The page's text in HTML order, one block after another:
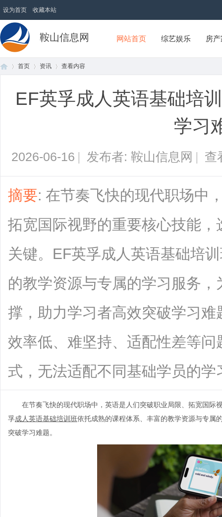
设为首页 收藏本站
鞍山信息网 网站首页 综艺娱乐 房
首页 资讯
›
查看内容
EF英孚成人英语基础培
学习
2026-06-16 | 发布者: 鞍山信息网 | 查
摘要: 在节奏飞快的现代职场中
拓宽国际视野的重要核心技能
关键。EF英孚成人英语基础培
的教学资源与专属的学习服务
撑，助力学习者高效突破学习
效率低、难坚持、适配性差等
式，无法适配不同基础学员的学
在节奏飞快的现代职场中，英语是人们突破职业局限、拓宽国际
孚成人英语基础培训班依托成熟的课程体系、丰富的教学资源与专属
突破学习难题。